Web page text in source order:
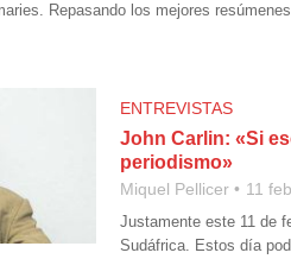
Repasando los mejores
ENTREVISTAS
John Carlin: «Si
periodismo»
Miquel Pellicer 11
Justamente este 11 de
Sudáfrica. Estos día